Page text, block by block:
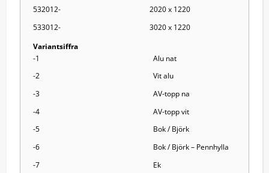
532012-
533012-
2020 x 1220
3020 x 1220
Variantsiffra
-1
-2
-3
-4
-5
-6
-7
Alu nat
Vit alu
AV-topp na
AV-topp vit
Bok / Björk
Bok / Björk – Pennhylla
Ek